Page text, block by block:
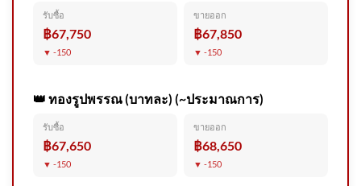
แก้ผังเมืองพังงา รองรับปริมาณ
นักท่องเที่ยว ข่าวใต้แลได้ที่เ
ตำรวจภูธรภาค 5 ปฏิบัติการก
วาดล้างยาเสพติดในพื้นที่ภาค
รับซื้อ
฿67,750
▼ -150
ขายออก
฿67,850
▼ -150
👑 ทองรูปพรรณ (บาทละ) (~ประมาณการ)
รับซื้อ
฿67,650
▼ -150
ขายออก
฿68,650
▼ -150